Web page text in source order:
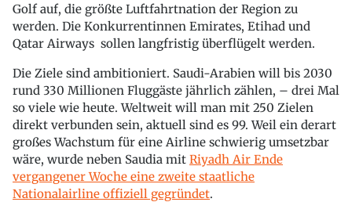
Golf auf, die größte Luftfahrtnation der Region zu
werden. Die Konkurrentinnen Emirates, Etihad und
Qatar Airways sollen langfristig überflügelt werden.
Die Ziele sind ambitioniert. Saudi-Arabien will bis 2030
rund 330 Millionen Fluggäste jährlich zählen, – drei Mal
so viele wie heute. Weltweit will man mit 250 Zielen
direkt verbunden sein, aktuell sind es 99. Weil ein derart
großes Wachstum für eine Airline schwierig umsetzbar
wäre, wurde neben Saudia mit Riyadh Air Ende
vergangener Woche eine zweite staatliche
Nationalairline offiziell gegründet.